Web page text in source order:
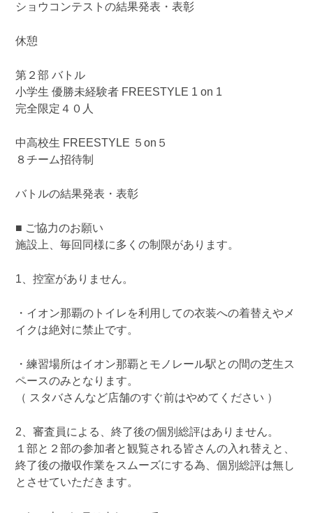
ショウコンテストの結果発表・表彰
休憩
第２部 バトル
小学生 優勝未経験者 FREESTYLE 1 on 1
完全限定４０人
中高校生 FREESTYLE ５on５
８チーム招待制
バトルの結果発表・表彰
■ ご協力のお願い
施設上、毎回同様に多くの制限があります。
1、控室がありません。
・イオン那覇のトイレを利用しての衣装への着替えやメ
イクは絶対に禁止です。
・練習場所はイオン那覇とモノレール駅との間の芝生ス
ペースのみとなります。
（ スタバさんなど店舗のすぐ前はやめてください ）
2、審査員による、終了後の個別総評はありません。
１部と２部の参加者と観覧される皆さんの入れ替えと、
終了後の撤収作業をスムーズにする為、個別総評は無し
とさせていただきます。